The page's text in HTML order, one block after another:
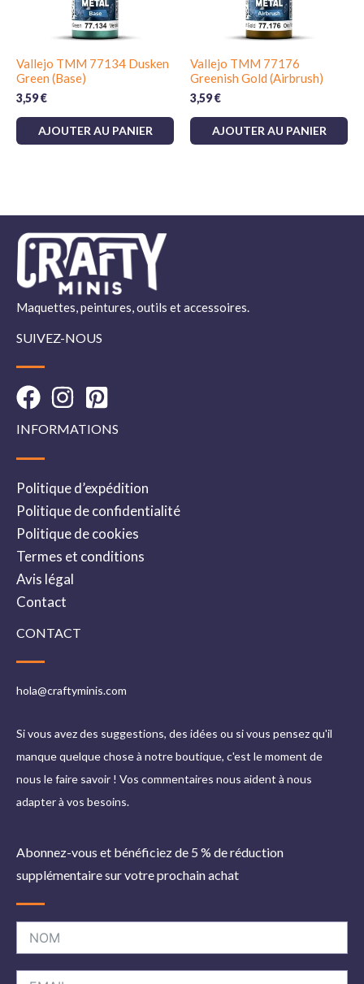
Vallejo TMM 77134 Dusken
Green (Base)
3,59€
AJOUTER AU PANIER
Vallejo TMM 77176
Greenish Gold (Airbrush)
3,59€
AJOUTER AU PANIER
Maquettes, peintures, outils et accessoires.
SUIVEZ-NOUS
INFORMATIONS
Politique d’expédition
Politique de confidentialité
Politique de cookies
Termes et conditions
Avis légal
Contact
CONTACT
hola@craftyminis.com
Si vous avez des suggestions, des idées ou si vous pensez qu'il
manque quelque chose à notre boutique, c'est le moment de
nous le faire savoir ! Vos commentaires nous aident à nous
adapter à vos besoins.
Abonnez-vous et bénéficiez de 5 % de réduction
supplémentaire sur votre prochain achat